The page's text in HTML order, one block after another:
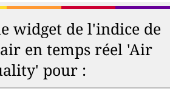
widget de l'indice de
en temps réel 'Air
pour :